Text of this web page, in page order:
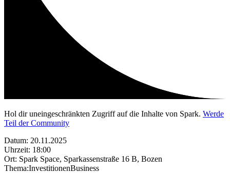
Hol dir uneingeschränkten Zugriff auf die Inhalte von Spark. Werde
Teil der Community
Datum: 20.11.2025
Uhrzeit: 18:00
Ort: Spark Space, Sparkassenstraße 16 B, Bozen
Thema:InvestitionenBusiness